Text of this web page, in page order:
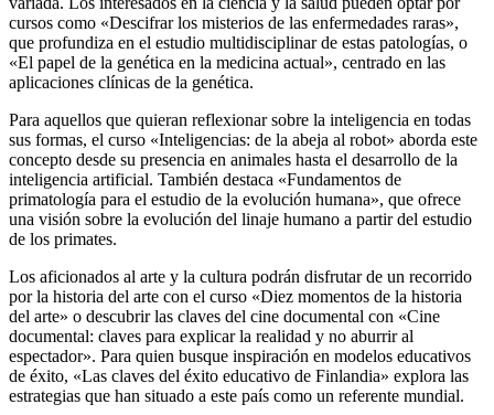
cursos como «Descifrar los misterios de las enfermedades raras»,
que profundiza en el estudio multidisciplinar de estas patologías, o
«El papel de la genética en la medicina actual», centrado en las
aplicaciones clínicas de la genética.
Para aquellos que quieran reflexionar sobre la inteligencia en todas
sus formas, el curso «Inteligencias: de la abeja al robot» aborda este
concepto desde su presencia en animales hasta el desarrollo de la
inteligencia artificial. También destaca «Fundamentos de
primatología para el estudio de la evolución humana», que ofrece
una visión sobre la evolución del linaje humano a partir del estudio
de los primates.
Los aficionados al arte y la cultura podrán disfrutar de un recorrido
por la historia del arte con el curso «Diez momentos de la historia
del arte» o descubrir las claves del cine documental con «Cine
documental: claves para explicar la realidad y no aburrir al
espectador». Para quien busque inspiración en modelos educativos
de éxito, «Las claves del éxito educativo de Finlandia» explora las
estrategias que han situado a este país como un referente mundial.